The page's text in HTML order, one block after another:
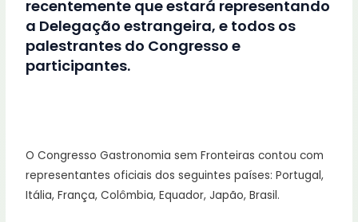
recentemente que estará representando
a Delegação estrangeira, e todos os
palestrantes do Congresso e
participantes.
O Congresso Gastronomia sem Fronteiras contou com
representantes oficiais dos seguintes países: Portugal,
Itália, França, Colômbia, Equador, Japão, Brasil.